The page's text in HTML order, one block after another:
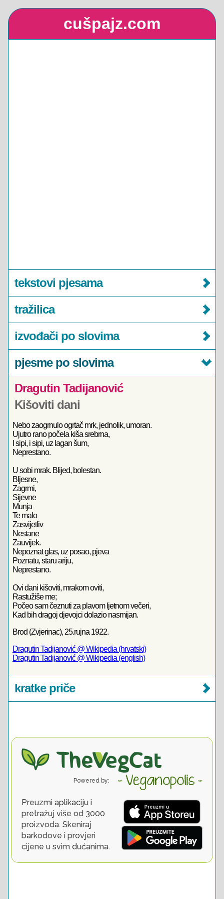
cušpajz.com
tekstovi pjesama
tražilica
izvođači po slovima
pjesme po slovima
Dragutin Tadijanović
Kišoviti dani
Nebo zaogrnulo ogrtač mrk, jednolik, umoran.
Ujutro rano počela kiša srebrna,
I sipi, i sipi, uz lagan šum,
Neprestano.
U sobi mrak. Blijed, bolestan.
Bljesne,
Zagrmi,
Sijevne
Munja
Te malo
Zasvijetliv
Nestane
Zauvijek.
Nepoznat glas, uz posao, pjeva
Poznatu, staru ariju,
Neprestano.
Ovi dani kišoviti, mrakom oviti,
Rastužiše me;
Počeo sam čeznuti za plavom ljetnom večeri,
Kad bih dragoj djevojci dolazio nasmijan.
Brod (Zvjerinac), 25.rujna 1922.
Dragutin Tadijanović @ Wikipedia (hrvatski)
Dragutin Tadijanović @ Wikipedia (english)
kratke priče